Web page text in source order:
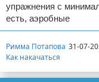
упражнения с
есть, аэробные
Римма Потапова 31-07-
Как накачаться